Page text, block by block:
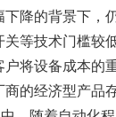
降的背景下，
等技术门槛较
将设备成本的
的经济型产品